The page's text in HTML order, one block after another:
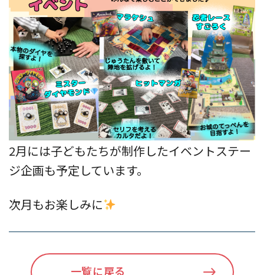
2月には子どもたちが制作したイベントステー
ジ企画も予定しています。
次月もお楽しみに
一覧に戻る